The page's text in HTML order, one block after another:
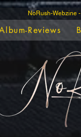
NoRush-Webzine
Reviews